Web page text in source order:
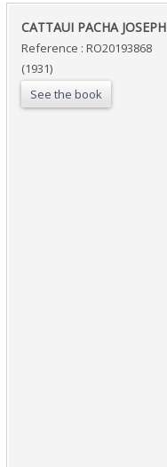
‎CATTAUI PACHA JOSEPH‎
Reference : RO20193868
(1931)
See the book